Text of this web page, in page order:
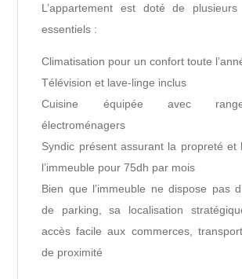
L’appartement est doté de plusieurs
essentiels :
Climatisation pour un confort toute
Télévision et lave-linge inclus
Cuisine équipée avec
électroménagers
Syndic présent assurant la propreté et
l’immeuble pour 75dh par mois
Bien que l’immeuble ne dispose pas
de parking, sa localisation
accès facile aux commerces,
de proximité